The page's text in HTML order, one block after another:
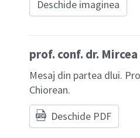
Deschide imaginea
prof. conf. dr.
Mesaj din partea dlui.
Chiorean.
Deschide PDF